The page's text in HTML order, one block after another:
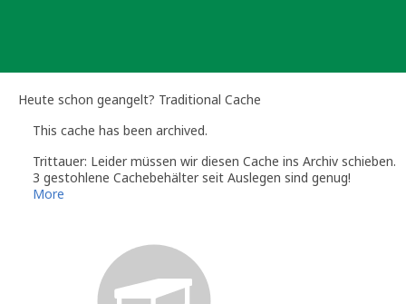
Heute schon geangelt? Traditional Cache
This cache has been archived.
Trittauer: Leider müssen wir diesen Cache ins Archiv schieben.
3 gestohlene Cachebehälter seit Auslegen sind genug!
Schade!
More